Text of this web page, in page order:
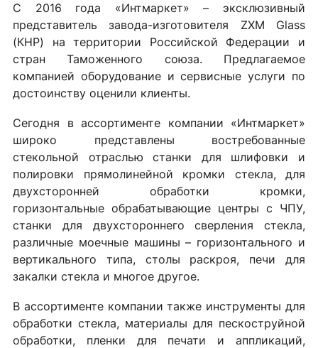
С 2016 года «Интмаркет» – эксклюзивный
представитель завода-изготовителя ZXM Glass
(КНР) на территории Российской Федерации и
стран Таможенного союза. Предлагаемое
компанией оборудование и сервисные услуги по
достоинству оценили клиенты.
Сегодня в ассортименте компании «Интмаркет»
широко представлены востребованные
стекольной отраслью станки для шлифовки и
полировки прямолинейной кромки стекла, для
двухсторонней обработки кромки,
горизонтальные обрабатывающие центры с ЧПУ,
станки для двухстороннего сверления стекла,
различные моечные машины – горизонтального и
вертикального типа, столы раскроя, печи для
закалки стекла и многое другое.
В ассортименте компании также инструменты для
обработки стекла, материалы для пескоструйной
обработки, пленки для печати и аппликаций,